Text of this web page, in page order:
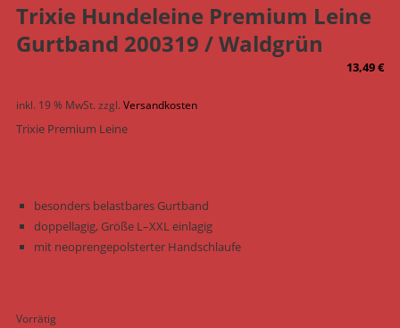
Trixie Hundeleine Premium Leine
Gurtband 200319 / Waldgrün
13,49€
inkl. 19 % MwSt.zzgl.Versandkosten
Trixie Premium Leine
besonders belastbares Gurtband
doppellagig, Größe L–XXL einlagig
mit neoprengepolsterter Handschlaufe
Vorrätig